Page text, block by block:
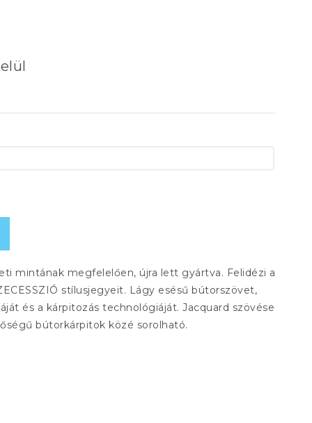
mintának megfelelően, újra lett gyártva. Felidézi a
stílusjegyeit. Lágy esésű bútorszövet,
és a kárpitozás technológiáját. Jacquard szövése
bútorkárpitok közé sorolható.